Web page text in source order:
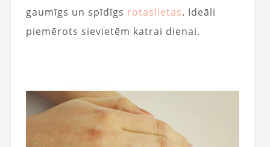
gaumīgs un spīdīgs rotaslietas. Ideāli
piemērots sievietēm katrai dienai.